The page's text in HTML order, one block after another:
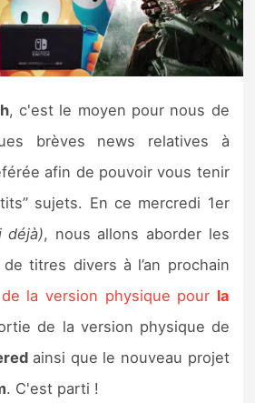
jeux Switch 2
, c'est le moyen pour nous de
brèves news relatives à
afin de pouvoir vous tenir
sujets. En ce mercredi 1er
déjà), nous allons aborder les
titres divers à l’an prochain
la version physique pour la
de la version physique de
ainsi que le nouveau projet
. C'est parti !